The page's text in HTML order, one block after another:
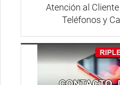
Atención al
Teléfonos y